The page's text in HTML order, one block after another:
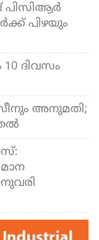
പിസിആര്‍
പിഴയും
10 ദിവസം
അനുമതി;